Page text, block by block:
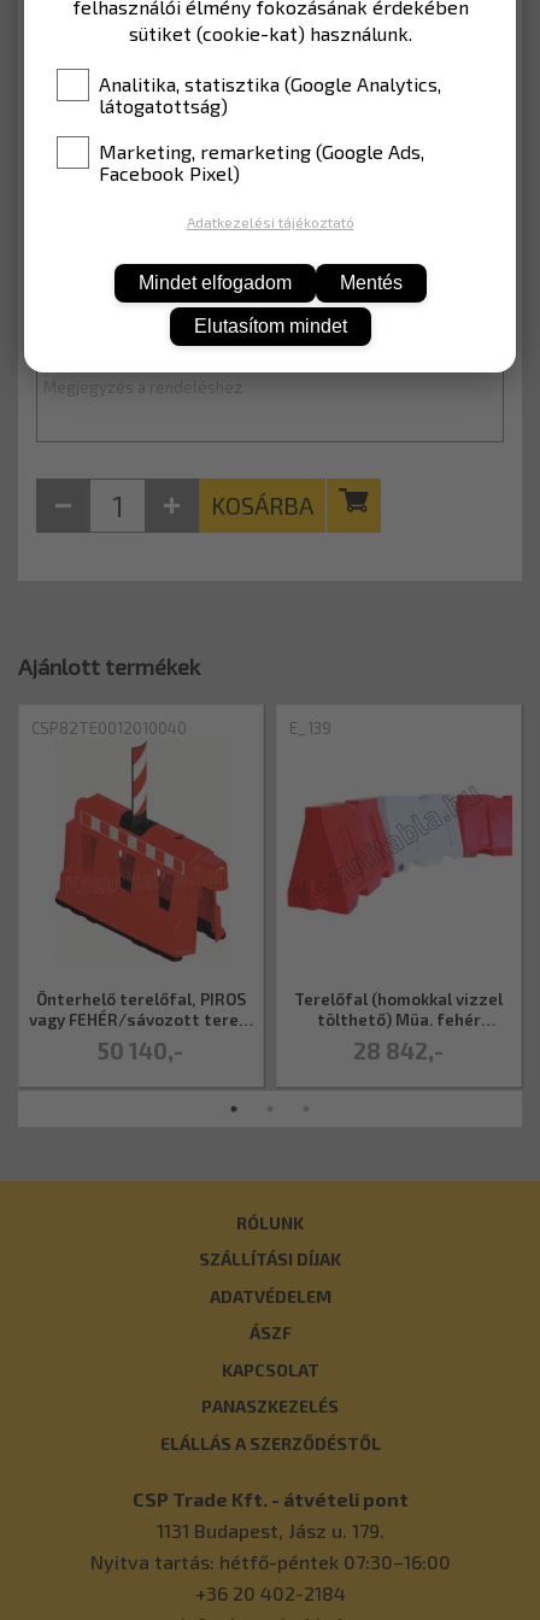
• IP 65 előírásoknak megfelelő
• Széleskörű felhasználás: minden
figyelmeztető és munkaterület, beleértve az
utakat, építkezéseket, lakóövezeteket,
parkolókat stb.
55 241 Ft
KOSÁRBA
Ajánlott termékek
CSP82TE0012010040
50 140,-
Önterhelő terelőfal, PIROS
vagy FEHÉR/sávozott terelő
tábláv
E_139
28 842,-
Terelőfal (homokkal vizzel
tölthető) Müa. fehér
1110x500x400
RÓLUNK
SZÁLLÍTÁSI DÍJAK
ADATVÉDELEM
ÁSZF
KAPCSOLAT
PANASZKEZELÉS
ELÁLLÁS A SZERZŐDÉSTŐL
CSP Trade Kft. - átvételi pont
1131 Budapest, Jász u. 179.
Nyitva tartás: hétfő-péntek 07:30–16:00
+36 20 402-2184
felhasználói élmény fokozásának érdekében
sütiket (cookie-kat) használunk.
Analitika, statisztika (Google Analytics,
látogatottság)
Marketing, remarketing (Google Ads,
Facebook Pixel)
Adatkezelési tájékoztató
Mindet elfogadom Mentés
Elutasítom mindet